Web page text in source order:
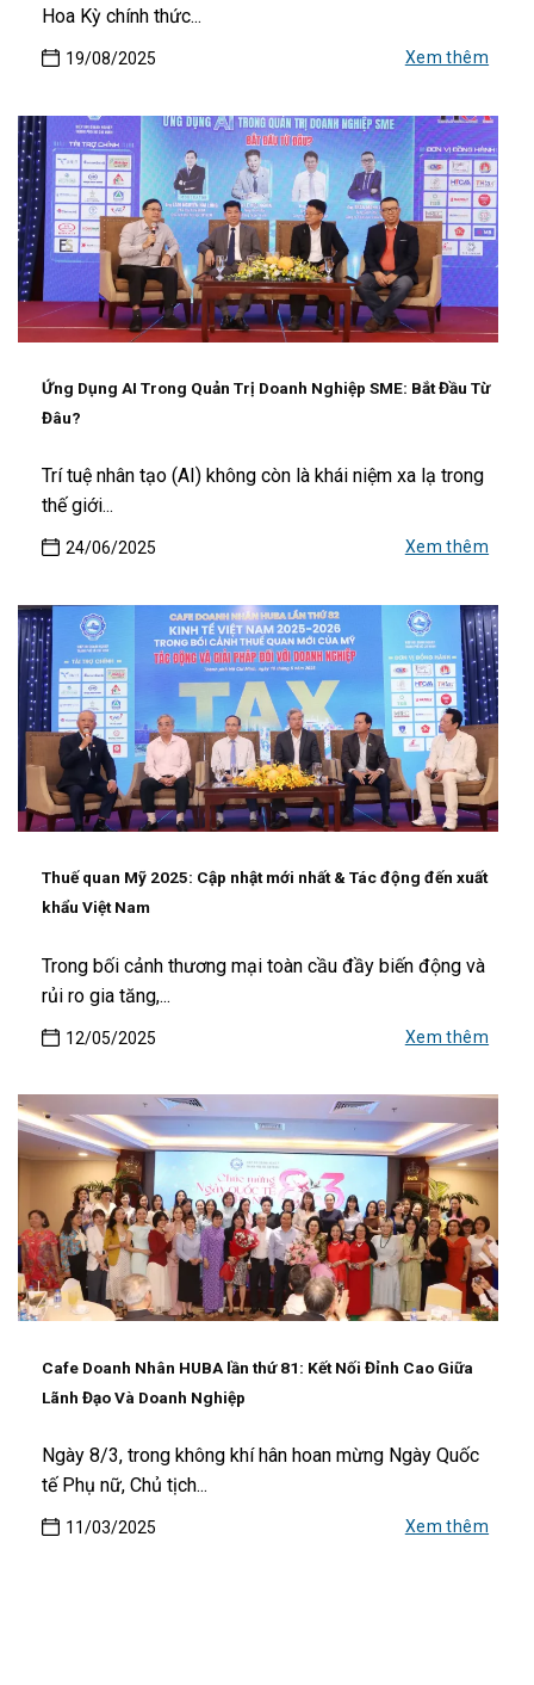
19/08/2025
Hoa Kỳ chính thức...
Xem thêm
Ứng Dụng AI Trong Quản Trị Doanh Nghiệp SME: Bắt Đầu Từ
Đâu?
24/06/2025
Trí tuệ nhân tạo (AI) không còn là khái niệm xa lạ trong
thế giới...
Xem thêm
Thuế quan Mỹ 2025: Cập nhật mới nhất & Tác động đến xuất
khẩu Việt Nam
12/05/2025
Trong bối cảnh thương mại toàn cầu đầy biến động và
rủi ro gia tăng,...
Xem thêm
Cafe Doanh Nhân HUBA lần thứ 81: Kết Nối Đỉnh Cao Giữa
Lãnh Đạo Và Doanh Nghiệp
11/03/2025
Ngày 8/3, trong không khí hân hoan mừng Ngày Quốc
tế Phụ nữ, Chủ tịch...
Xem thêm